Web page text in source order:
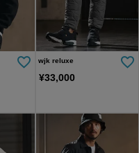
wjk reluxe
¥33,000